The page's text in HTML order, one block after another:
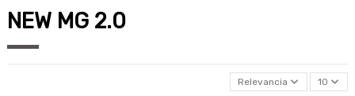
NEW MG 2.0
Relevancia 10